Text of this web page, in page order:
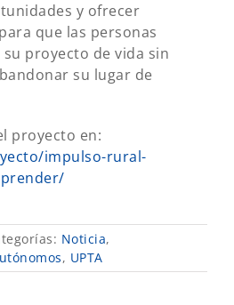
y ofrecer
que las personas
proyecto de vida sin
su lugar de
proyecto en:
impulso-rural-
Noticia,
, UPTA